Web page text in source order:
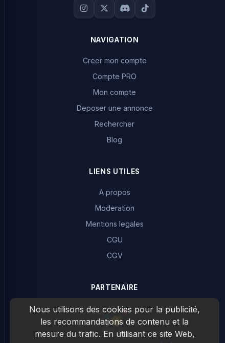
Nous utilisons des cookies pour la publicité,
les recommandations de contenu et la
mesure du trafic. En utilisant ce site Web,
NAVIGATION
Creer mon compte
Compte PRO
Mon compte
Deposer une annonce
Rechercher
Blog
LIENS UTILES
A propos
Moderation
Mentions legales
CGU
CGV
PARTENAIRE